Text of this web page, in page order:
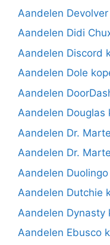
Aandelen
Aandelen Didi
Aandelen Discord
Aandelen Dole
Aandelen
Aandelen Douglas
Aandelen Dr.
Aandelen Dr.
Aandelen
Aandelen Dutchie
Aandelen Dynasty
Aandelen Ebusco